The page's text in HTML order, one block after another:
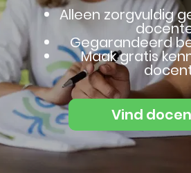
Alleen zorgvuldig
Gegarandeerd
Maak gratis
Vind